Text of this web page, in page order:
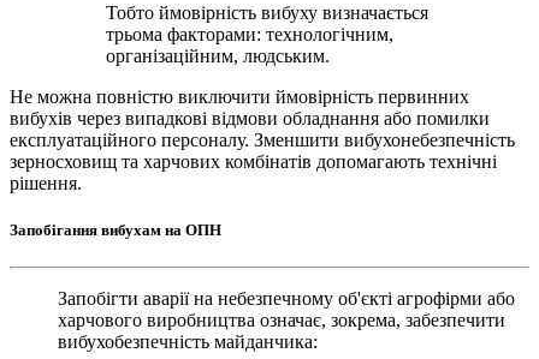
Тобто ймовірність вибуху визначається
трьома факторами: технологічним,
організаційним, людським.
Не можна повністю виключити ймовірність первинних
вибухів через випадкові відмови обладнання або помилки
експлуатаційного персоналу. Зменшити вибухонебезпечність
зерносховищ та харчових комбінатів допомагають технічні
рішення.
Запобігання вибухам на ОПН
Запобігти аварії на небезпечному об'єкті агрофірми або
харчового виробництва означає, зокрема, забезпечити
вибухобезпечність майданчика: